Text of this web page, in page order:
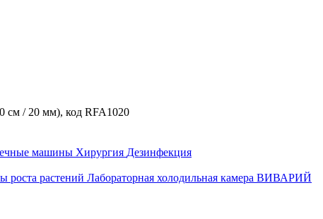
см / 20 мм), код RFA1020
машины Хирургия Дезинфекция
роста растений Лабораторная холодильная камера ВИВАРИЙ